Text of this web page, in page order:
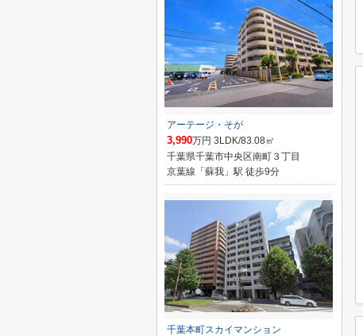
アーテージ・そが
3,990万円 3LDK/83.08㎡
千葉県千葉市中央区南町３丁目
京葉線「蘇我」駅 徒歩9分
千葉本町スカイマンション